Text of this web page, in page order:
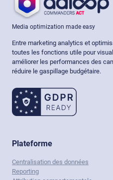
Media optimization made easy
Entre marketing analytics et
toutes les fonctions utile pour
améliorer les performances des
réduire le gaspillage budgétaire.
Plateforme
Centralisation des données
Reporting